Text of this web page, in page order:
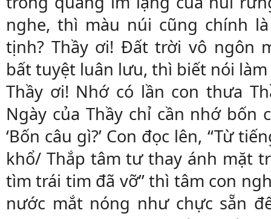
nghe, thì màu núi cũng chính
tịnh? Thầy ơi! Đất trời vô ngôn
bất tuyệt luân lưu, thì biết nói làm
Thầy ơi! Nhớ có lần con thưa
Ngày của Thầy chỉ cần nhớ bốn
‘Bốn câu gì?’ Con đọc lên, “Từ
khổ/ Thắp tâm tư thay ánh mặt
tìm trái tim đã vỡ” thì tâm con
nước mắt nóng như chực sẵn